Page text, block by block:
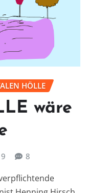
HÖLLE
wäre
8